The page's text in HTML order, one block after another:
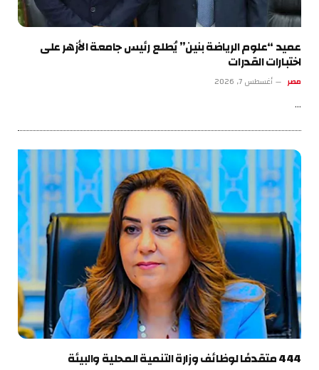
عميد “علوم الرياضة بنين” يُطلع رئيس جامعة الأزهر على
اختبارات القدرات
مصر أغسطس 7, 2026
…
444 متقدمًا لوظائف وزارة التنمية المحلية والبيئة